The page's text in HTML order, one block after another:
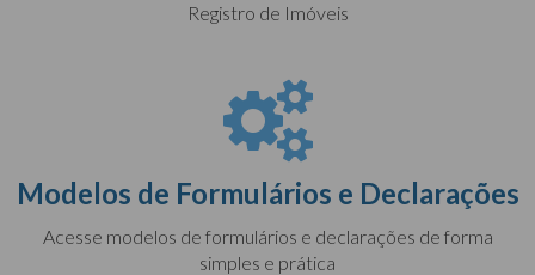
Registro de Imóveis
Modelos de Formulários e Declarações
Acesse modelos de formulários e declarações de forma
simples e prática